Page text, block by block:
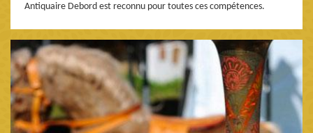
Antiquaire Debord est reconnu pour toutes ces compétences.